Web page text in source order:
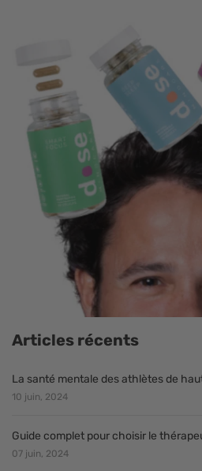
Articles récents
La santé mentale des athlètes de
10 juin, 2024
Guide complet pour choisir le
07 juin, 2024